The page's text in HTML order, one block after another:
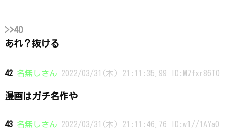
>>40
あれ？抜ける
42 名無しさん 2022/03/31(木) 21:11:35.99 ID:M7fxr86T0
漫画はガチ名作や
43 名無しさん 2022/03/31(木) 21:11:46.76 ID:w1//1AYa0